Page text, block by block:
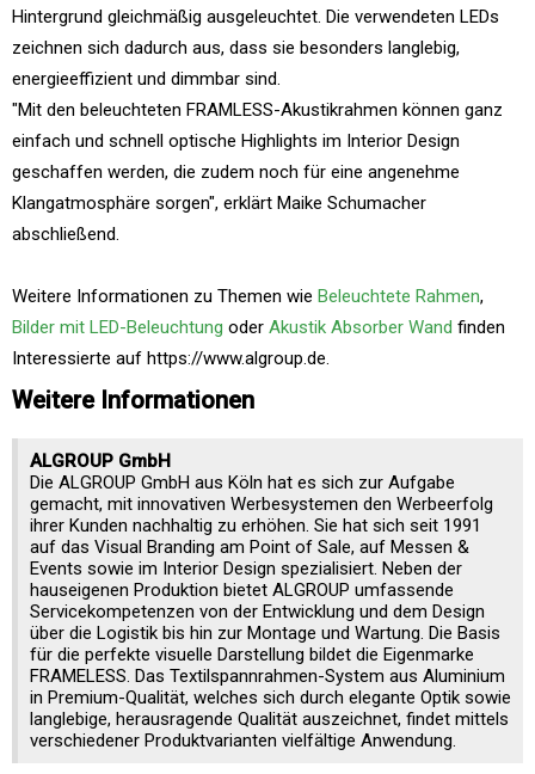
Hintergrund gleichmäßig ausgeleuchtet. Die verwendeten LEDs
zeichnen sich dadurch aus, dass sie besonders langlebig,
energieeffizient und dimmbar sind.
"Mit den beleuchteten FRAMLESS-Akustikrahmen können ganz
einfach und schnell optische Highlights im Interior Design
geschaffen werden, die zudem noch für eine angenehme
Klangatmosphäre sorgen", erklärt Maike Schumacher
abschließend.
Weitere Informationen zu Themen wie Beleuchtete Rahmen,
Bilder mit LED-Beleuchtung oder Akustik Absorber Wand finden
Interessierte auf https://www.algroup.de.
Weitere Informationen
ALGROUP GmbH
Die ALGROUP GmbH aus Köln hat es sich zur Aufgabe
gemacht, mit innovativen Werbesystemen den Werbeerfolg
ihrer Kunden nachhaltig zu erhöhen. Sie hat sich seit 1991
auf das Visual Branding am Point of Sale, auf Messen &
Events sowie im Interior Design spezialisiert. Neben der
hauseigenen Produktion bietet ALGROUP umfassende
Servicekompetenzen von der Entwicklung und dem Design
über die Logistik bis hin zur Montage und Wartung. Die Basis
für die perfekte visuelle Darstellung bildet die Eigenmarke
FRAMELESS. Das Textilspannrahmen-System aus Aluminium
in Premium-Qualität, welches sich durch elegante Optik sowie
langlebige, herausragende Qualität auszeichnet, findet mittels
verschiedener Produktvarianten vielfältige Anwendung.